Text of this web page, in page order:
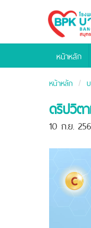
Bangpakok
Hospital
หน้าหลัก
หน้าหลัก
ดริปวิต
10 ก.ย.